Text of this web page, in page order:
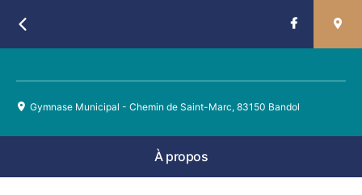
Gymnase Municipal - Chemin de Saint-Marc, 83150 Bandol
À propos